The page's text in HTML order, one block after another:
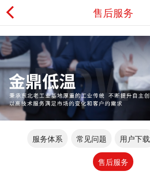
售后服务
首页
关于金鼎
资讯动态
典型应用
工程案例
服务体系 常见问题 用户下载
售后服务